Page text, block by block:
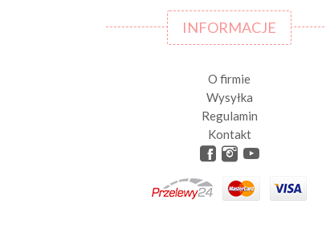
INFORMACJE
O firmie
Wysyłka
Regulamin
Kontakt